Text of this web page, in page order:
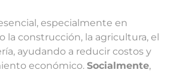
especialmente en
la construcción, la agricultura, el
ayudando a reducir costos y
económico. Socialmente,